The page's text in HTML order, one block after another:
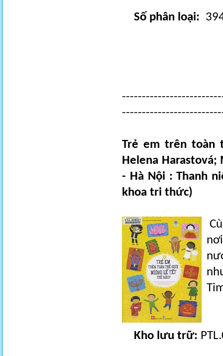
Số phân loại:
Trẻ em trên toàn
Helena Harastová;
- Hà Nội : Thanh
khoa tri thức)
Kho lưu trữ: